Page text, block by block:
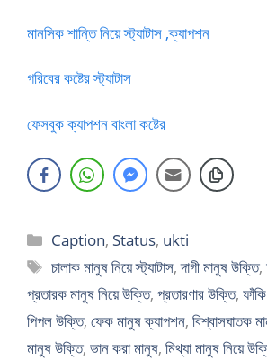
মানসিক শান্তি নিয়ে স্ট্যাটাস ,ক্যাপশন
গরিবের কষ্টের স্ট্যাটাস
ফেসবুক ক্যাপশন বাংলা কষ্টের
Categories
Caption, Status, ukti
Tags
চালাক মানুষ নিয়ে স্ট্যাটাস,দাগী মানুষ উক্তি,
প্রতারক মানুষ নিয়ে উক্তি, প্রতারণার উক্তি,
পিপল উক্তি, ফেক মানুষ ক্যাপশন, বিশ্বাসঘাতক
মানুষ উক্তি, ভান করা মানুষ, মিথ্যা মানুষ নিয়ে